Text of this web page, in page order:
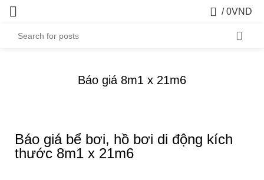
/ 0VND
Báo giá 8m1 x 21m6
Báo giá bể bơi, hồ bơi di động kích
thước 8m1 x 21m6